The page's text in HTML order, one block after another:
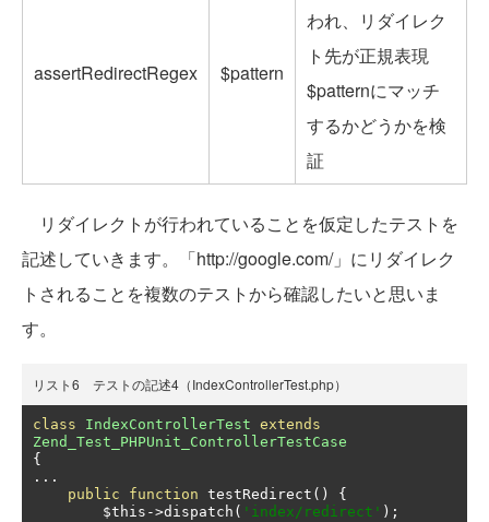
assertRedirectRegex $pattern
われ、リダイレク
ト先が正規表現
$patternにマッチ
するかどうかを検
証
リダイレクトが行われていることを仮定したテストを
記述していきます。「http://google.com/」にリダイレク
トされることを複数のテストから確認したいと思いま
す。
リスト6 テストの記述4（IndexControllerTest.php）
class IndexControllerTest extends
Zend_Test_PHPUnit_ControllerTestCase
{
...
public
function testRedirect ()
{
        $this
->dispatch ( 'index/redirect' );